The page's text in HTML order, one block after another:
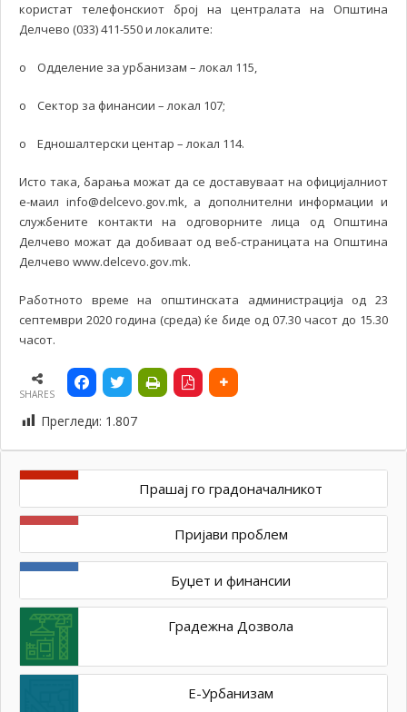
користат телефонскиот број на централата на Општина
Делчево (033) 411-550 и локалите:
o Одделение за урбанизам – локал 115,
o Сектор за финансии – локал 107;
o Едношалтерски центар – локал 114.
Исто така, барања можат да се доставуваат на официјалниот
е-маил info@delcevo.gov.mk, а дополнителни информации и
службените контакти на одговорните лица од Општина
Делчево можат да добиваат од веб-страницата на Општина
Делчево www.delcevo.gov.mk.
Работното време на општинската администрација од 23
септември 2020 година (среда) ќе биде од 07.30 часот до 15.30
часот.
SHARES
Прегледи: 1.807
Прашај го градоначалникот
Пријави проблем
Буџет и финансии
Градежна Дозвола
Е-Урбанизам